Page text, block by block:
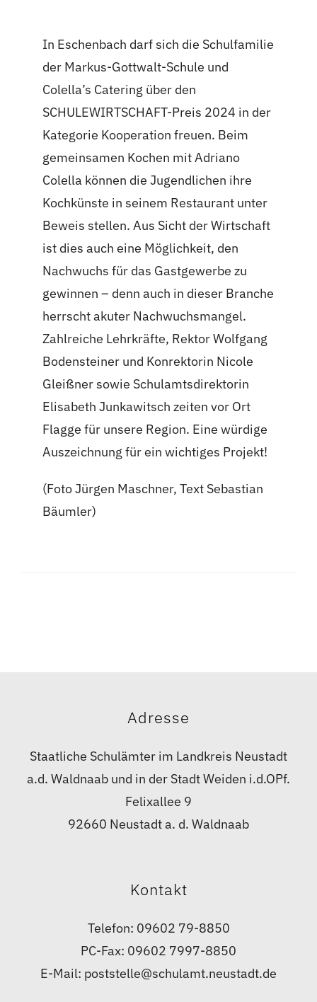
In Eschenbach darf sich die Schulfamilie
der Markus-Gottwalt-Schule und
Colella’s Catering über den
SCHULEWIRTSCHAFT-Preis 2024 in der
Kategorie Kooperation freuen. Beim
gemeinsamen Kochen mit Adriano
Colella können die Jugendlichen ihre
Kochkünste in seinem Restaurant unter
Beweis stellen. Aus Sicht der Wirtschaft
ist dies auch eine Möglichkeit, den
Nachwuchs für das Gastgewerbe zu
gewinnen – denn auch in dieser Branche
herrscht akuter Nachwuchsmangel.
Zahlreiche Lehrkräfte, Rektor Wolfgang
Bodensteiner und Konrektorin Nicole
Gleißner sowie Schulamtsdirektorin
Elisabeth Junkawitsch zeiten vor Ort
Flagge für unsere Region. Eine würdige
Auszeichnung für ein wichtiges Projekt!
(Foto Jürgen Maschner, Text Sebastian
Bäumler)
Adresse
Staatliche Schulämter im Landkreis Neustadt
a.d. Waldnaab und in der Stadt Weiden i.d.OPf.
Felixallee 9
92660 Neustadt a. d. Waldnaab
Kontakt
Telefon: 09602 79-8850
PC-Fax: 09602 7997-8850
E-Mail: poststelle@schulamt.neustadt.de